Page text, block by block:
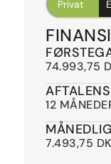
Privat
74.993,75
12
7.493,75